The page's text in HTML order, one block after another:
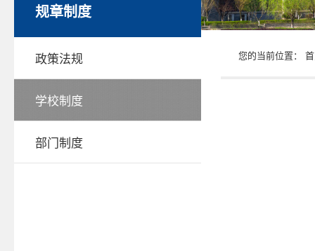
规章制度
政策法规
学校制度
部门制度
您的当前位置：